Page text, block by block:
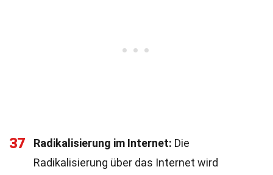
37 Radikalisierung im Internet: Die
Radikalisierung über das Internet wird